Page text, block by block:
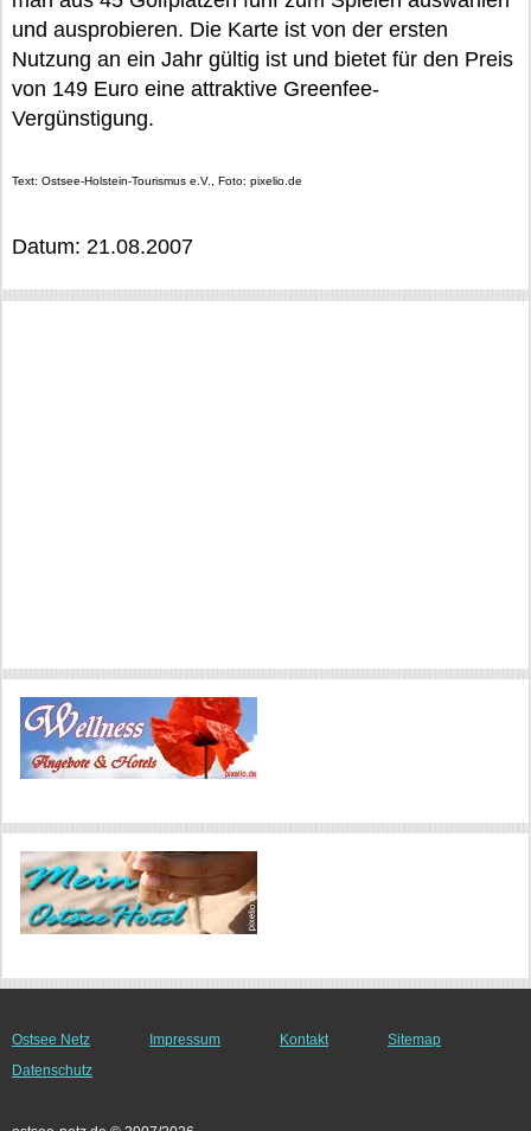
und ausprobieren. Die Karte ist von der ersten
Nutzung an ein Jahr gültig ist und bietet für den Preis
von 149 Euro eine attraktive Greenfee-
Vergünstigung.
Text: Ostsee-Holstein-Tourismus e.V., Foto: pixelio.de
Datum: 21.08.2007
Ostsee Netz Impressum Kontakt
Sitemap
Datenschutz